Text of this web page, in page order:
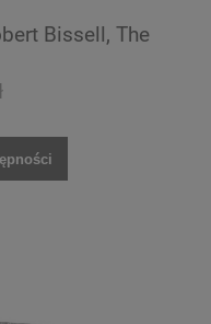
Bissell, The